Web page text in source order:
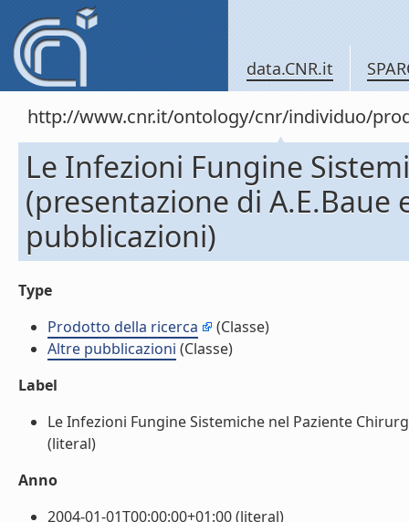
data.CNR.it
http://www.cnr.it/ontology/cnr/individuo/
Le Infezioni Fungine
(presentazione di A.E.Baue
pubblicazioni)
Type
Prodotto della ricerca
(Classe)
Altre pubblicazioni (Classe)
Label
Le Infezioni Fungine Sistemiche nel Paziente
(literal)
Anno
2004-01-01T00:00:00+01:00 (literal)